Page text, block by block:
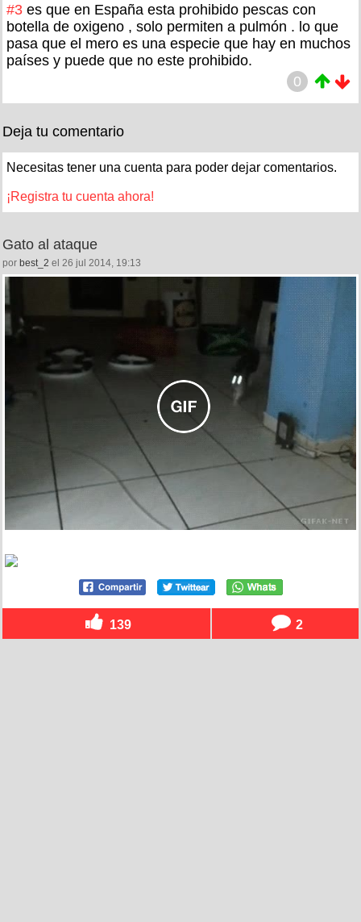
#3 es que en España esta prohibido pescas con
botella de oxigeno , solo permiten a pulmón . lo que
pasa que el mero es una especie que hay en muchos
países y puede que no este prohibido.
0
Deja tu comentario
Necesitas tener una cuenta para poder dejar comentarios.
¡Registra tu cuenta ahora!
Gato al ataque
por best_2 el 26 jul 2014, 19:13
139 2